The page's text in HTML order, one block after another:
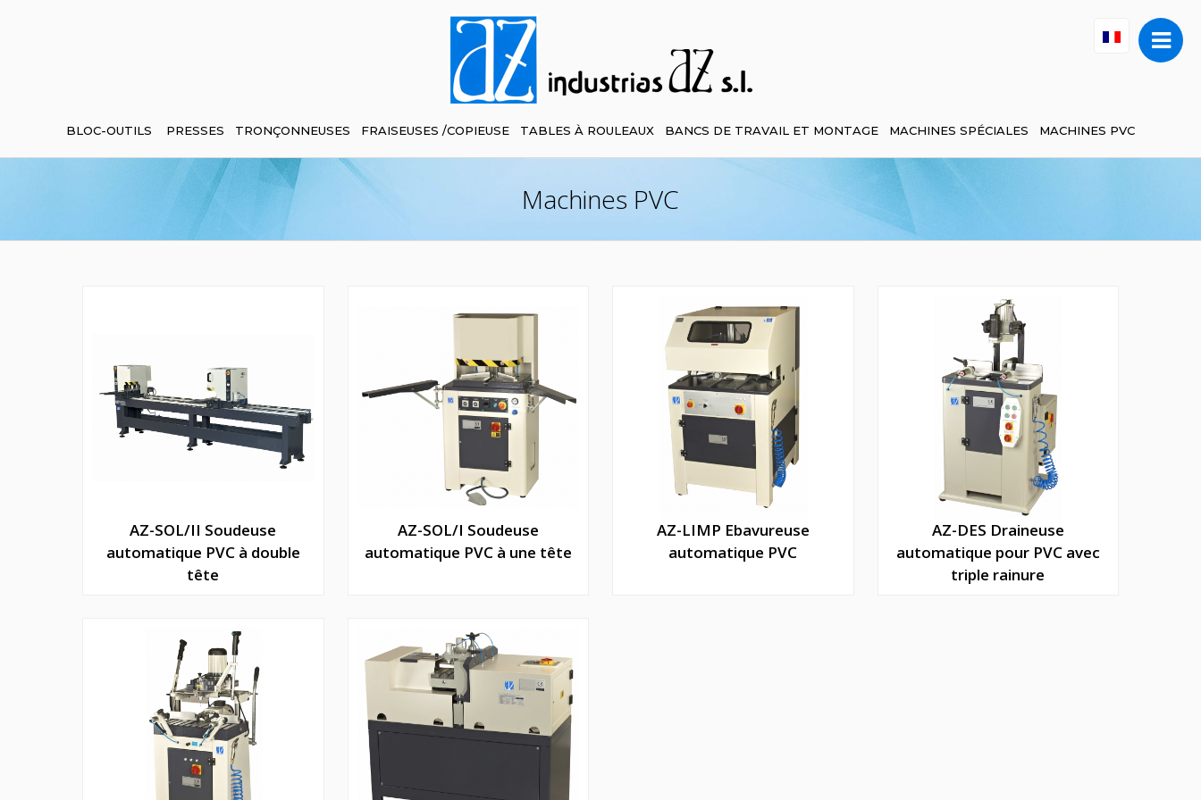
BLOC-OUTILS PRESSES TRONÇONNEUSES FRAISEUSES /COPIEUSE TABLES À ROULEAUX BANCS DE TRAVAIL ET MONTAGE MACHINES SPÉCIALES MACHINES PVC
Machines PVC
AZ-SOL/II Soudeuse
automatique PVC à double
tête
AZ-SOL/I Soudeuse
automatique PVC à une tête
AZ-LIMP Ebavureuse
automatique PVC
AZ-DES Draineuse
automatique pour PVC avec
triple rainure